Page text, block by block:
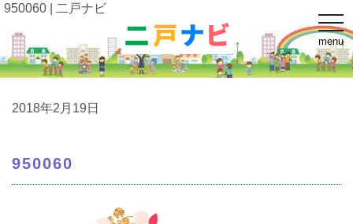
t
o
g
g
l
e
o
menu
950060 | 二戸ナビ
2018年2月19日
950060